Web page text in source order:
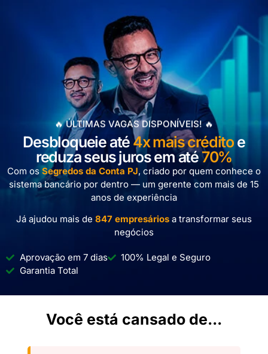
🔥 ÚLTIMAS VAGAS DISPONÍVEIS! 🔥​
Desbloqueie até 4x mais créditoe
reduza seus juros em até70%
Com os Segredos da Conta PJ, criado por quem conhece o
sistema bancário por dentro — um gerente com mais de 15
anos de experiência
Já ajudou mais de 847 empresários a transformar seus
negócios
Aprovação em 7 dias
100% Legal e Seguro
Garantia Total
Você está cansado de...